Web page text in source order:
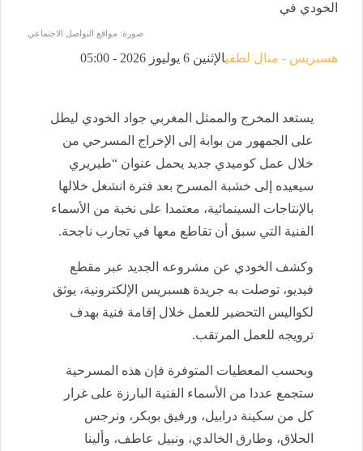
صورة: مواقع التواصل الاجتماعي
هسبريس - منال لطفيالإثنين 6 يوليوز 2026 - 05:00
يستعد المخرج والممثل المغربي جواد الخودي ليطل
على الجمهور من بوابة إلى الإخراج المسرحي من
خلال عمل كوميدي جديد يحمل عنوان “طيريري
سيعيده إلى خشبة المسرح بعد فترة انشغل خلالها
بالإنتاجات السينمائية، معتمدا على نخبة من الأسماء
الفنية التي سبق أن تقاطع معها في تجارب ناجحة.
وكشف الخودي عن مشروعه الجديد عبر مقطع
فيديو، توصلت به جريدة هسبريس الإلكترونية، يوثق
لكواليس التحضير للعمل خلال إقامة فنية بهدف
ترويجه للعمل المرتقب.
وبحسب المعطيات المتوفرة فإن هذه المسرحية
ستجمع عددا من الأسماء الفنية البارزة على غرار
كل من سكينة درابيل، ورفيق بوبكر، ونرجس
الحلاق، وطارق الخالدي، ونبيل عاطف، وألينا